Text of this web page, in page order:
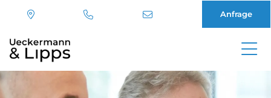
Direkt
zum
Inhalt
Anfrage